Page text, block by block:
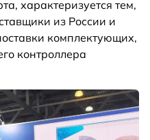
характеризуется тем,
из России и
комплектующих,
контроллера